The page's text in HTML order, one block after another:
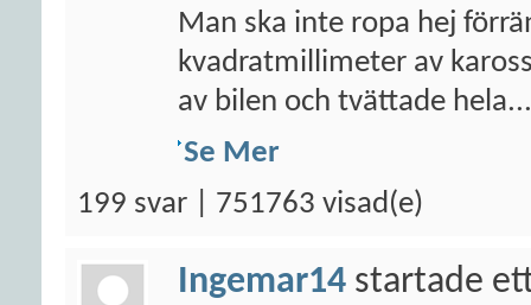
Man ska inte ropa hej
kvadratmillimeter av
av bilen och tvättade hela...
Se Mer
199 svar | 751763 visad(e)
Ingemar14 startade